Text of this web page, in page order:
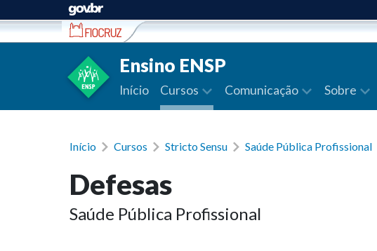
Ir para conteúdo
Ensino ENSP
Início Cursos Comunicação Sobre
Início Cursos Stricto Sensu Saúde Pública Profissional
Defesas
Saúde Pública Profissional